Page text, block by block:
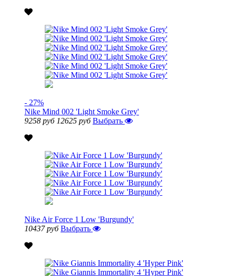
- 27%
Nike Mind 002 'Light Smoke Grey'
9258 руб 12625 руб Выбрать
Nike Air Force 1 Low 'Burgundy'
10437 руб Выбрать